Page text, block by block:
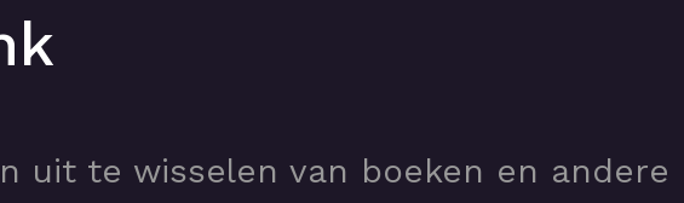
uit te wisselen van boeken en andere